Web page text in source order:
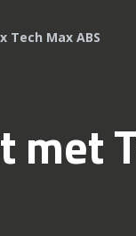
Tech Max ABS
met